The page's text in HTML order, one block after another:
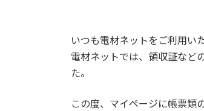
いつも電材ネットをご利用い
電材ネットでは、領収証など
た。
この度、マイページに帳票類